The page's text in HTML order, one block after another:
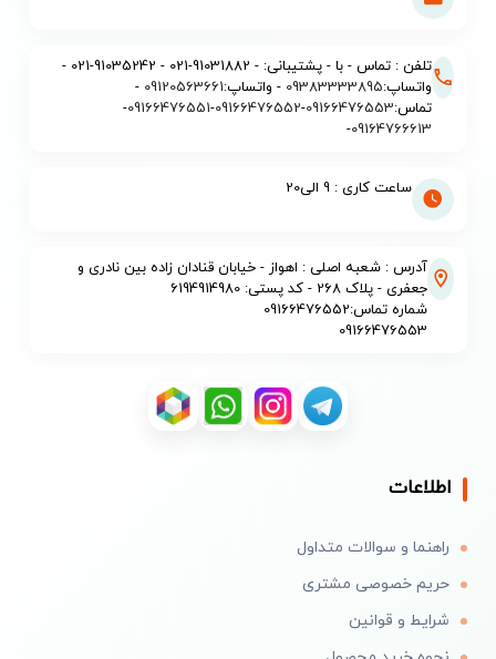
تلفن : تماس - با - پشتیبانی: - 91031882-021 - 91035242-021 -
واتساپ:09383333895 - واتساپ:09120563661
-
تماس:09166476553
-
09166476552
-
09166476551
-
09164766613
-
ساعت کاری : 9 الی20
آدرس : شعبه اصلی : اهواز - خیابان قنادان زاده بین نادری و
جعفری - پلاک 268 - کد پستی: 6194914980
شماره تماس:09166476552
09166476553
اطلاعات
راهنما و سوالات متداول
حریم خصوصی مشتری
شرایط و قوانین